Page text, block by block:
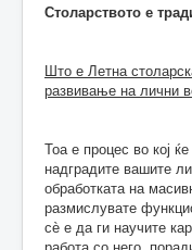
Столарството е
Што е Летна
развивање на лични
Тоа е процес во кој
надградите вашите
обработката на
размислувате
сѐ е да ги научите